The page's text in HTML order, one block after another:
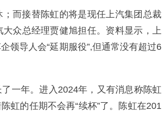
而接替陈虹的将是现任上汽集团总裁
众总经理贾健旭担任。资料显示，上
领导人会“延期服役”,但通常没有超过6
一年。进入2024年，又有消息称陈虹
虹的任期不会再“续杯”了。陈虹在201